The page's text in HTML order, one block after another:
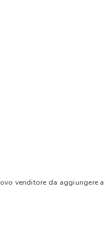
venditore da aggiungere